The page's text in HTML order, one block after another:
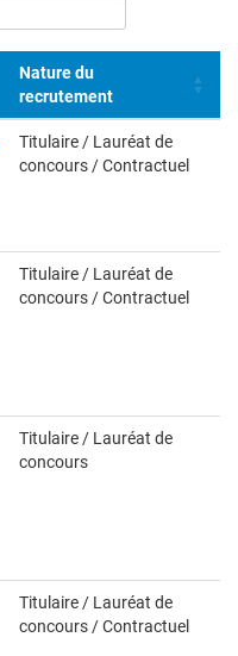
Nature du
recrutement
Titulaire / Lauréat de
concours / Contractuel
Titulaire / Lauréat de
concours / Contractuel
Titulaire / Lauréat de
concours
Titulaire / Lauréat de
concours / Contractuel